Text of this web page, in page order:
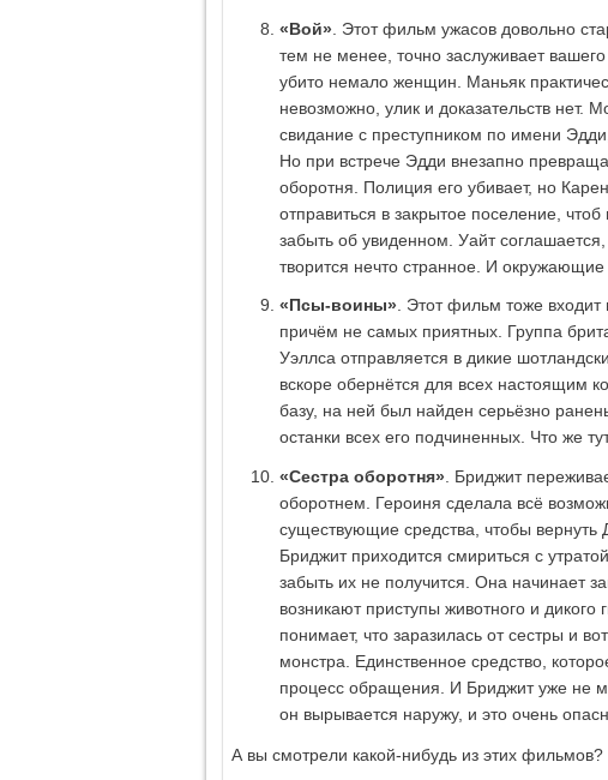
«Вой» . Этот фильм ужасов довольно
тем не менее, точно заслуживает
убито немало женщин. Маньяк
невозможно, улик и доказательств нет.
свидание с преступником по имени
Но при встрече Эдди внезапно
оборотня. Полиция его убивает, но
отправиться в закрытое поселение,
забыть об увиденном. Уайт
творится нечто странное. И окружающие
«Псы-воины». Этот фильм тоже входит
причём не самых приятных. Группа
Уэллса отправляется в дикие
вскоре обернётся для всех настоящим
базу, на ней был найден серьёзно
останки всех его подчиненных. Что же
«Сестра оборотня» . Бриджит
оборотнем. Героиня сделала всё
существующие средства, чтобы
Бриджит приходится смириться с
забыть их не получится. Она начинает
возникают приступы животного и
понимает, что заразилась от сестры и
монстра. Единственное средство,
процесс обращения. И Бриджит уже не
он вырывается наружу, и это очень
А вы смотрели какой-нибудь из этих фильмов?